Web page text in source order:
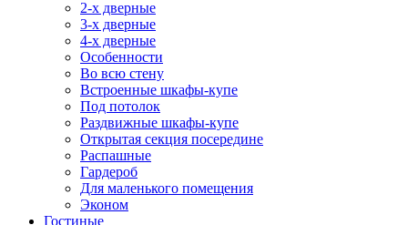
2-х дверные
3-х дверные
4-х дверные
Особенности
Во всю стену
Встроенные шкафы-купе
Под потолок
Раздвижные шкафы-купе
Открытая секция посередине
Распашные
Гардероб
Для маленького помещения
Эконом
Гостиные